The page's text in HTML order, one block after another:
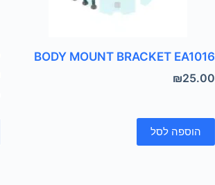
BODY MOUNT BRACKET EA1016
₪25.00
הוספה לסל